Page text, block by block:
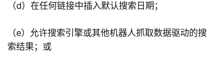
（d）在任何链接中插入默认搜索日期；
（e）允许搜索引擎或其他机器人抓取数据驱动的搜
索结果；或